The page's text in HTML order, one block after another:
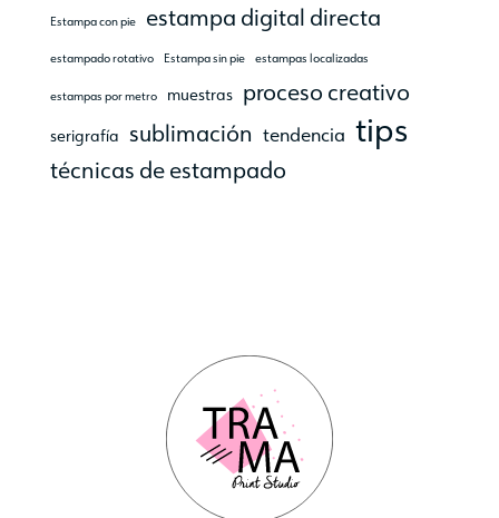
Estampa con pie estampa digital directa
estampado rotativo Estampa sin pie estampas localizadas
estampas por metro muestras proceso creativo
serigrafía sublimación tendencia tips
técnicas de estampado